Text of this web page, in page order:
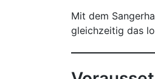
Mit dem
gleichzeitig das